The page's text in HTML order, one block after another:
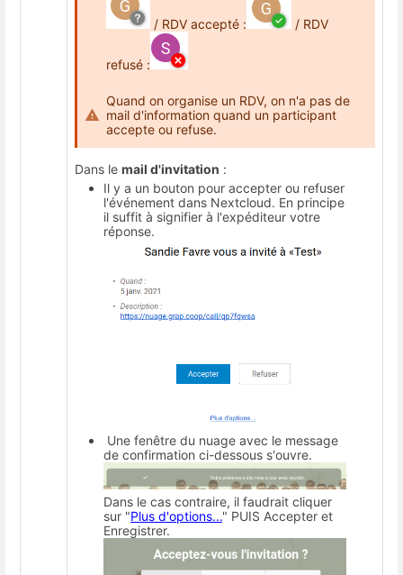
/ RDV accepté : / RDV
refusé :
Quand on organise un RDV, on n'a pas de
mail d'information quand un participant
accepte ou refuse.
Dans le mail d'invitation :
Il y a un bouton pour accepter ou refuser
l'événement dans Nextcloud. En principe
il suffit à signifier à l'expéditeur votre
réponse.
Une fenêtre du nuage avec le message
de confirmation ci-dessous s'ouvre.
Dans le cas contraire, il faudrait cliquer
sur "Plus d'options..." PUIS Accepter et
Enregistrer.